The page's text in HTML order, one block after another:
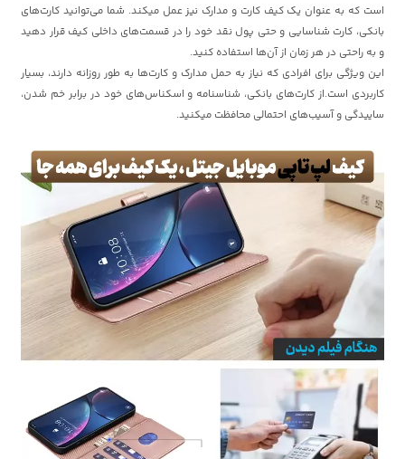
است که به عنوان یک کیف کارت و مدارک نیز عمل میکند. شما می‌توانید کارت‌های
بانکی، کارت شناسایی و حتی پول نقد خود را در قسمت‌های داخلی کیف قرار دهید
و به راحتی در هر زمان از آن‌ها استفاده کنید.
این ویژگی برای افرادی که نیاز به حمل مدارک و کارت‌ها به طور روزانه دارند، بسیار
کاربردی است.از کارت‌های بانکی، شناسنامه و اسکناس‌های خود در برابر خم شدن،
ساییدگی و آسیب‌های احتمالی محافظت میکنید.